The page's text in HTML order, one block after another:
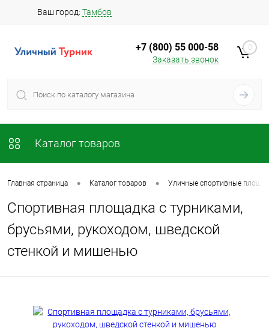
Ваш город: Тамбов
+7 (800) 55 000-58
Заказать звонок
0
Каталог товаров
Главная страница • Каталог товаров • Уличные спортивные
Спортивная площадка с турниками,
брусьями, рукоходом, шведской
стенкой и мишенью